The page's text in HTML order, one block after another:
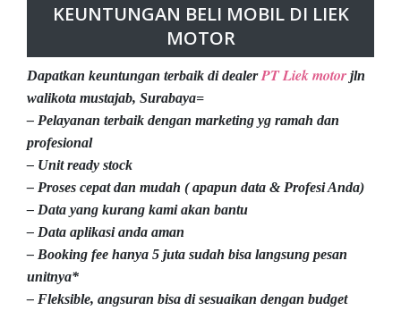
KEUNTUNGAN BELI MOBIL DI LIEK
MOTOR
Dapatkan keuntungan terbaik di dealerPT Liek motor jln
walikota mustajab, Surabaya=
– Pelayanan terbaik dengan marketing yg ramah dan
profesional
– Unit ready stock
– Proses cepat dan mudah ( apapun data & Profesi Anda)
– Data yang kurang kami akan bantu
– Data aplikasi anda aman
– Booking fee hanya 5 juta sudah bisa langsung pesan
unitnya*
– Fleksible, angsuran bisa di sesuaikan dengan budget